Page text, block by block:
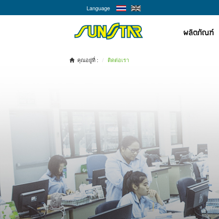
Language
ผลิตภัณฑ์
คุณอยู่ที่ : ติดต่อเรา